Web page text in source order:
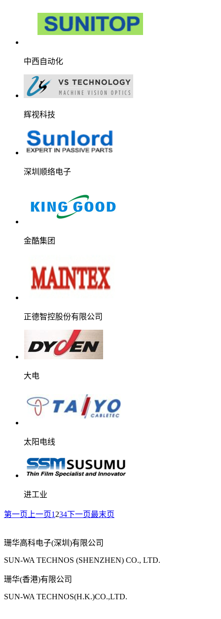
中西自动化
辉视科技
深圳顺络电子
金酷集团
正德智控股份有限公司
大电
太阳电线
进工业
第一页 上一页1 234下一页最末页
珊华高科电子(深圳)有限公司
SUN-WA TECHNOS (SHENZHEN) CO., LTD.
珊华(香港)有限公司
SUN-WA TECHNOS(H.K.)CO.,LTD.